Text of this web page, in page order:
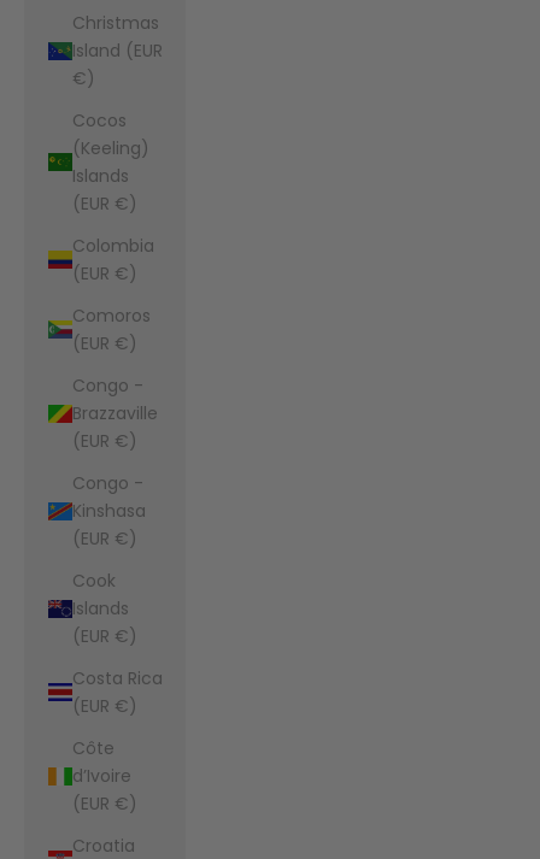
Christmas
Island (EUR
€)
Cocos
(Keeling)
Islands
(EUR €)
Colombia
(EUR €)
Comoros
(EUR €)
Congo -
Brazzaville
(EUR €)
Congo -
Kinshasa
(EUR €)
Cook
Islands
(EUR €)
Costa Rica
(EUR €)
Côte
d’Ivoire
(EUR €)
Croatia